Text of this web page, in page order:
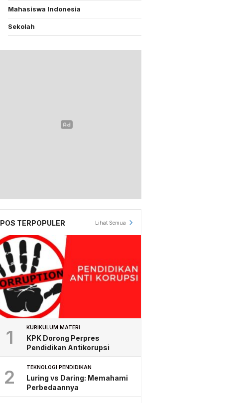
Mahasiswa Indonesia
Sekolah
POS TERPOPULER Lihat Semua
1 KURIKULUM MATERI
KPK Dorong Perpres
Pendidikan Antikorupsi
2 TEKNOLOGI PENDIDIKAN
Luring vs Daring: Memahami
Perbedaannya